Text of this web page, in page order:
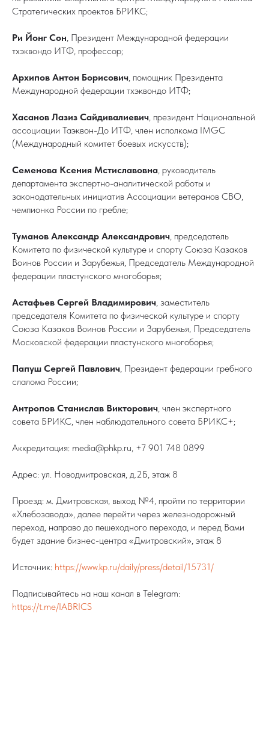
Стратегических проектов БРИКС;
Ри Йонг Сон, Президент Международной федерации
тхэквондо ИТФ, профессор;
Архипов Антон Борисович, помощник Президента
Международной федерации тхэквондо ИТФ;
Хасанов Лазиз Сайдивалиевич, президент Национальной
ассоциации Таэквон-До ИТФ, член исполкома IMGC
(Международный комитет боевых искусств);
Семенова Ксения Мстиславовна, руководитель
департамента экспертно-аналитической работы и
законодательных инициатив Ассоциации ветеранов СВО,
чемпионка России по гребле;
Туманов Александр Александрович, председатель
Комитета по физической культуре и спорту Союза Казаков
Воинов России и Зарубежья, Председатель Международной
федерации пластунского многоборья;
Астафьев Сергей Владимирович, заместитель
председателя Комитета по физической культуре и спорту
Союза Казаков Воинов России и Зарубежья, Председатель
Московской федерации пластунского многоборья;
Папуш Сергей Павлович, Президент федерации гребного
слалома России;
Антропов Станислав Викторович, член экспертного
совета БРИКС, член наблюдательного совета БРИКС+;
Аккредитация: media@phkp.ru, +7 901 748 0899
Адрес: ул. Новодмитровская, д.2Б, этаж 8
Проезд: м. Дмитровская, выход №4, пройти по территории
«Хлебозавода», далее перейти через железнодорожный
переход, направо до пешеходного перехода, и перед Вами
будет здание бизнес-центра «Дмитровский», этаж 8
Источник: https://www.kp.ru/daily/press/detail/15731/
Подписывайтесь на наш канал в Telegram:
https://t.me/IABRICS